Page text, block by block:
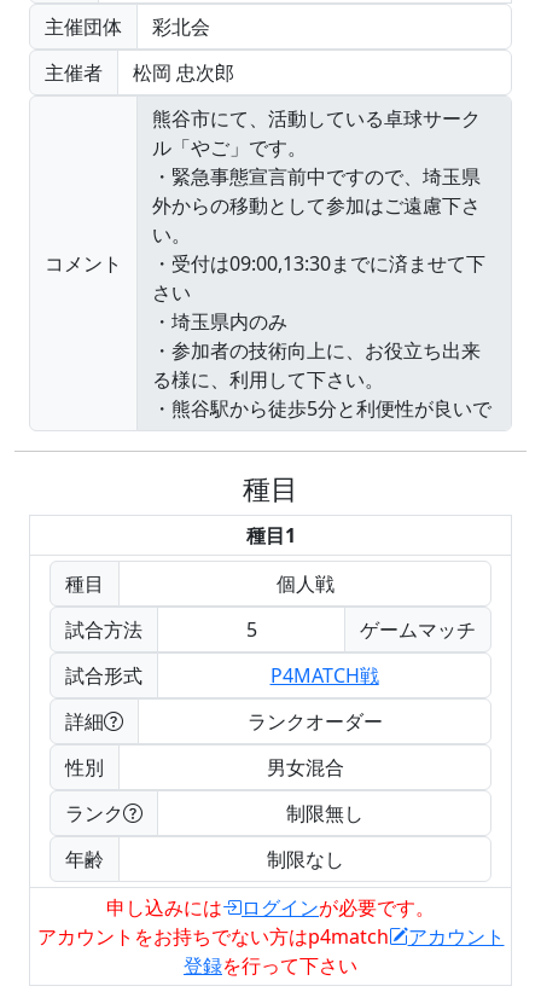
主催団体
彩北会
主催者
松岡 忠次郎
コメント
種目
種目1
種目
個人戦
試合方法
5
ゲームマッチ
試合形式
P4MATCH戦
詳細
ランクオーダー
性別
男女混合
ランク
制限無し
年齢
制限なし
申し込みには
ログインが必要です。
アカウントをお持ちでない方はp4match
アカウント
登録を行って下さい